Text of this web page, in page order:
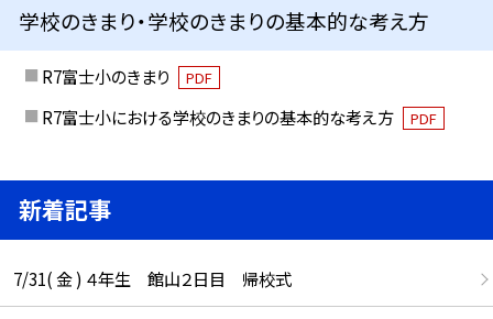
学校のきまり・学校のきまりの基本的な考え方
R7富士小のきまり PDF
R7富士小における学校のきまりの基本的な考え方 PDF
新着記事
7/31( 金 ) ４年生 館山２日目 帰校式